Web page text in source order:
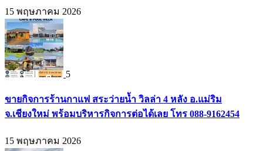
15 พฤษภาคม 2026
5
ขายกิจการร้านกาแฟ สระว่ายน้ำ วิลล่า 4 หลัง อ.แม่ริม
จ.เชียงใหม่ พร้อมบริหารกิจการต่อได้เลย โทร 088-9162454
15 พฤษภาคม 2026